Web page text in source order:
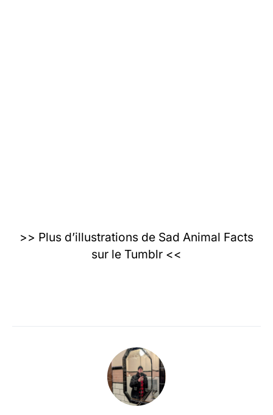
>> Plus d’illustrations de Sad Animal Facts
sur le Tumblr <<